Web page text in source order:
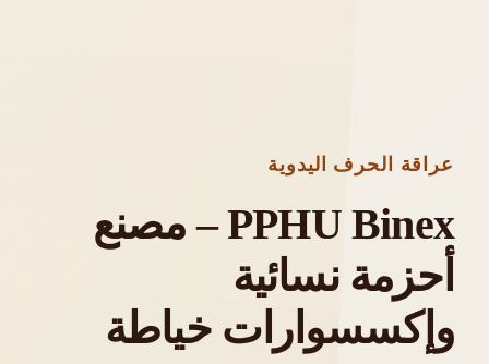
عراقة الحرف اليدوية
PPHU Binex – مصنع
أحزمة نسائية
وإكسسوارات خياطة